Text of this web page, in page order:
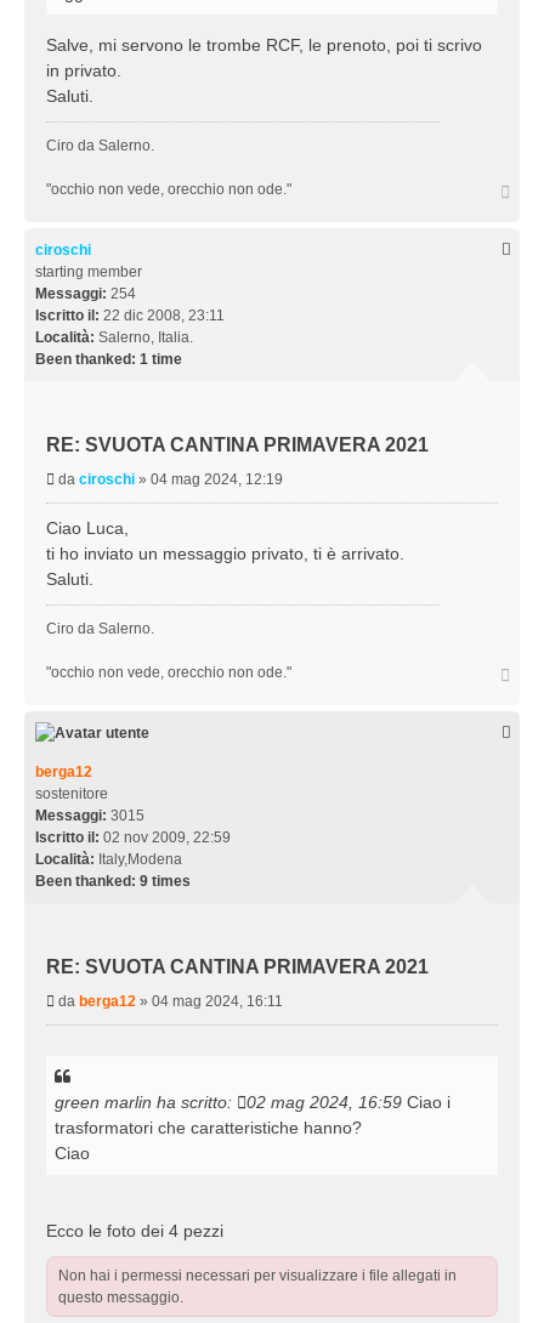
o
Salve, mi servono le trombe RCF, le prenoto, poi ti scrivo
in privato.
Saluti.
Ciro da Salerno.
"occhio non vede, orecchio non ode."
ciroschi
starting member
Messaggi: 254
Iscritto il: 22 dic 2008, 23:11
Località: Salerno, Italia.
Been thanked: 1 time
RE: SVUOTA CANTINA PRIMAVERA 2021
M
e
s
a
g
g
i
da ciroschi » 04 mag 2024, 12:19
Ciao Luca,
ti ho inviato un messaggio privato, ti è arrivato.
Saluti.
Ciro da Salerno.
"occhio non vede, orecchio non ode."
berga12
sostenitore
Messaggi: 3015
Iscritto il: 02 nov 2009, 22:59
Località: Italy,Modena
Been thanked: 9 times
RE: SVUOTA CANTINA PRIMAVERA 2021
M
e
s
a
g
g
i
da berga12 » 04 mag 2024, 16:11
green marlin ha scritto: 02 mag 2024, 16:59 Ciao i
trasformatori che caratteristiche hanno?
Ciao
Ecco le foto dei 4 pezzi
Non hai i permessi necessari per visualizzare i file allegati in
questo messaggio.